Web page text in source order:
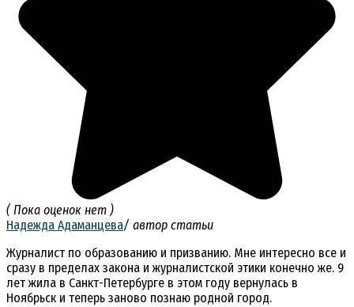
( Пока оценок нет )
Надежда Адаманцева/ автор статьи
Журналист по образованию и призванию. Мне интересно все и
сразу в пределах закона и журналистской этики конечно же. 9
лет жила в Санкт-Петербурге в этом году вернулась в
Ноябрьск и теперь заново познаю родной город.